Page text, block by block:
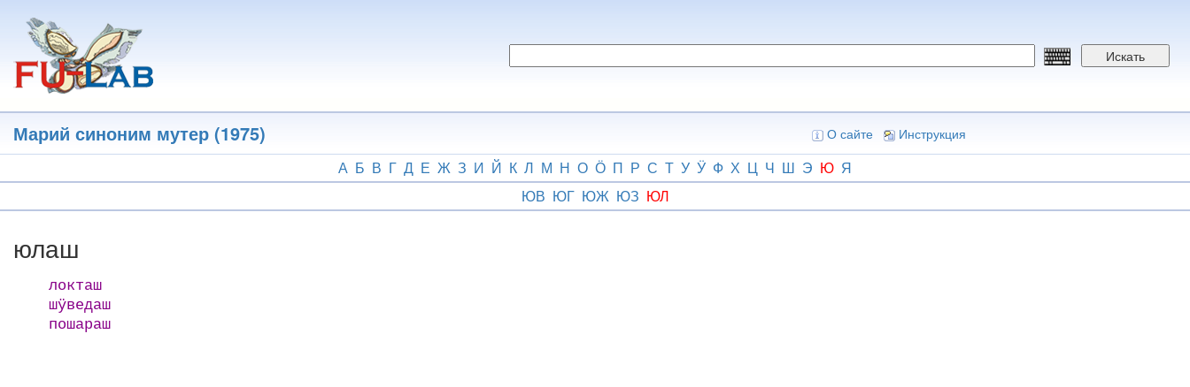
основному
содержанию
Искать
Марий синоним мутер (1975) О сайте Инструкция
А Б В Г Д Е Ж З И Й К Л М Н О Ӧ П Р С Т У Ӱ Ф Х Ц Ч Ш Э Ю Я
ЮВ ЮГ ЮЖ ЮЗ ЮЛ
юлаш
локташ
шӱведаш
пошараш